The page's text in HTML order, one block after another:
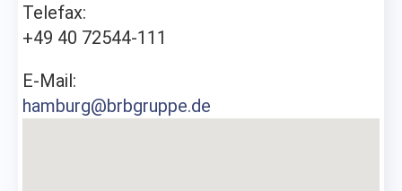
Telefax:
+49 40 72544-111
E-Mail:
hamburg@brbgruppe.de